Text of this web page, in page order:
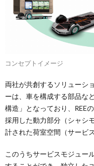
コンセプトイメージ
両社が共創するソリューシ
ーは、車を構成する部品な
構造」となっており、REE
採用した動力部分（シャシ
計された荷室空間（サービ
このうちサービスモジュー